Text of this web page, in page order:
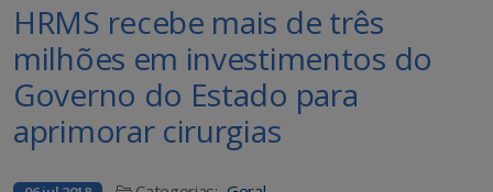
HRMS recebe mais de três
milhões em investimentos do
Governo do Estado para
aprimorar cirurgias